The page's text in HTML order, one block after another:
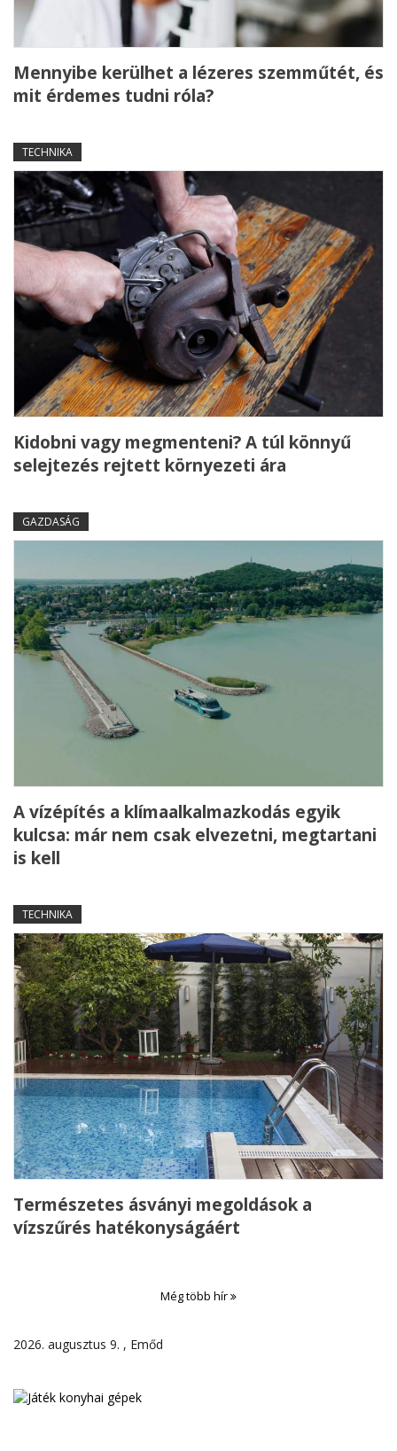
Mennyibe kerülhet a lézeres szemműtét, és
mit érdemes tudni róla?
TECHNIKA
Kidobni vagy megmenteni? A túl könnyű
selejtezés rejtett környezeti ára
GAZDASÁG
A vízépítés a klímaalkalmazkodás egyik
kulcsa: már nem csak elvezetni, megtartani
is kell
TECHNIKA
Természetes ásványi megoldások a
vízszűrés hatékonyságáért
Még több hír
2026. augusztus 9. , Emőd